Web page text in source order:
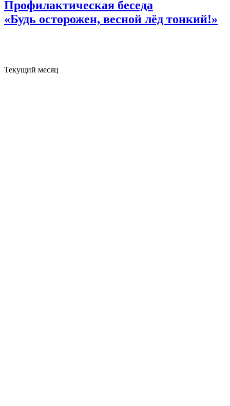
Профилактическая беседа
«Будь осторожен, весной лёд тонкий!»
Текущий месяц